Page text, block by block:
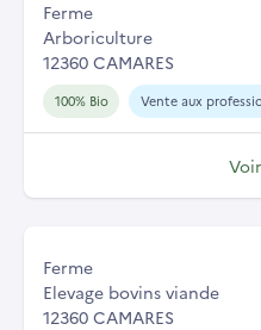
Ferme
Arboriculture
12360 CAMARES
100% Bio Vente aux
Ferme
Elevage bovins viande
12360 CAMARES